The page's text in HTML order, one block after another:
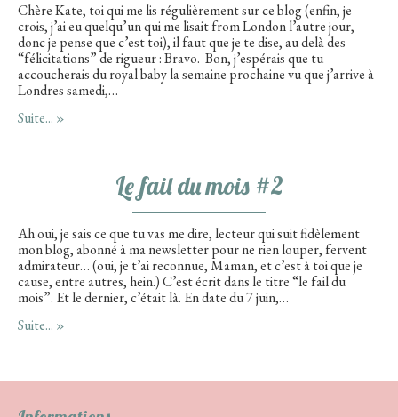
Chère Kate, toi qui me lis régulièrement sur ce blog (enfin, je
crois, j’ai eu quelqu’un qui me lisait from London l’autre jour,
donc je pense que c’est toi), il faut que je te dise, au delà des
“félicitations” de rigueur : Bravo. Bon, j’espérais que tu
accoucherais du royal baby la semaine prochaine vu que j’arrive à
Londres samedi,…
Suite... »
Le fail du mois #2
Ah oui, je sais ce que tu vas me dire, lecteur qui suit fidèlement
mon blog, abonné à ma newsletter pour ne rien louper, fervent
admirateur… (oui, je t’ai reconnue, Maman, et c’est à toi que je
cause, entre autres, hein.) C’est écrit dans le titre “le fail du
mois”. Et le dernier, c’était là. En date du 7 juin,…
Suite... »